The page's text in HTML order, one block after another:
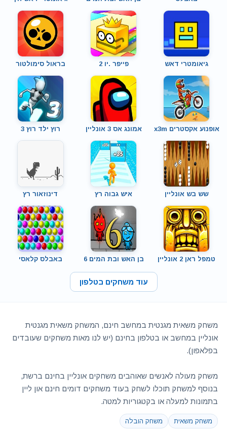
גיאומטרי דאש פייפר .יו 2 בראול סימולטור
אופנוע אקסטרים x3m אמונג אס 3 אונליין רוץ ילד רוץ 3
שש בש אונליין איש גבוה רץ דינוזאור רץ
טמפל ראן 2 אונליין בן האש ובת המים 6 באבלס קלאסי
עוד משחקים בטלפון
משחק משאית מגנטית במחשב חינם, המשחק משאית מגנטית
אונליין במחשב או בטלפון בחינם (יש לנו מאות משחקים שעובדים
בפלאפון).
משחק מעולה לאנשים שאוהבים משחקים אונליין בחינם ברשת,
בנוסף למשחק תוכלו לשחק בעוד משחקים דומים חינם און ליין
בתמונות למעלה או בקטגוריות למטה.
משחק משאית משחק הובלה